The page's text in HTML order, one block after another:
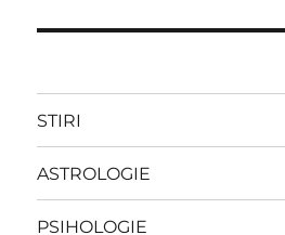
STIRI
ASTROLOGIE
PSIHOLOGIE